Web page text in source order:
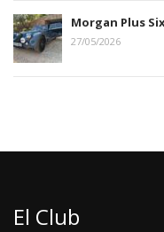
Morgan Plus
27/05/2026
El Club